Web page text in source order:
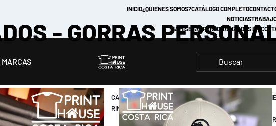
INICIO¿QUIENES SOMOS?CATÁLOGO COMPLETO
NOTICIAS
CAMISETAS PERSONALIZADAS EN
MARCAS
CAMISETAS
TIE DYE
CAMISETAS
RAGLAN
CAMISETAS
RINGER
HOODIES
CON
GORRO
HOODIES
SIN
ZIPPER
- GORRAS